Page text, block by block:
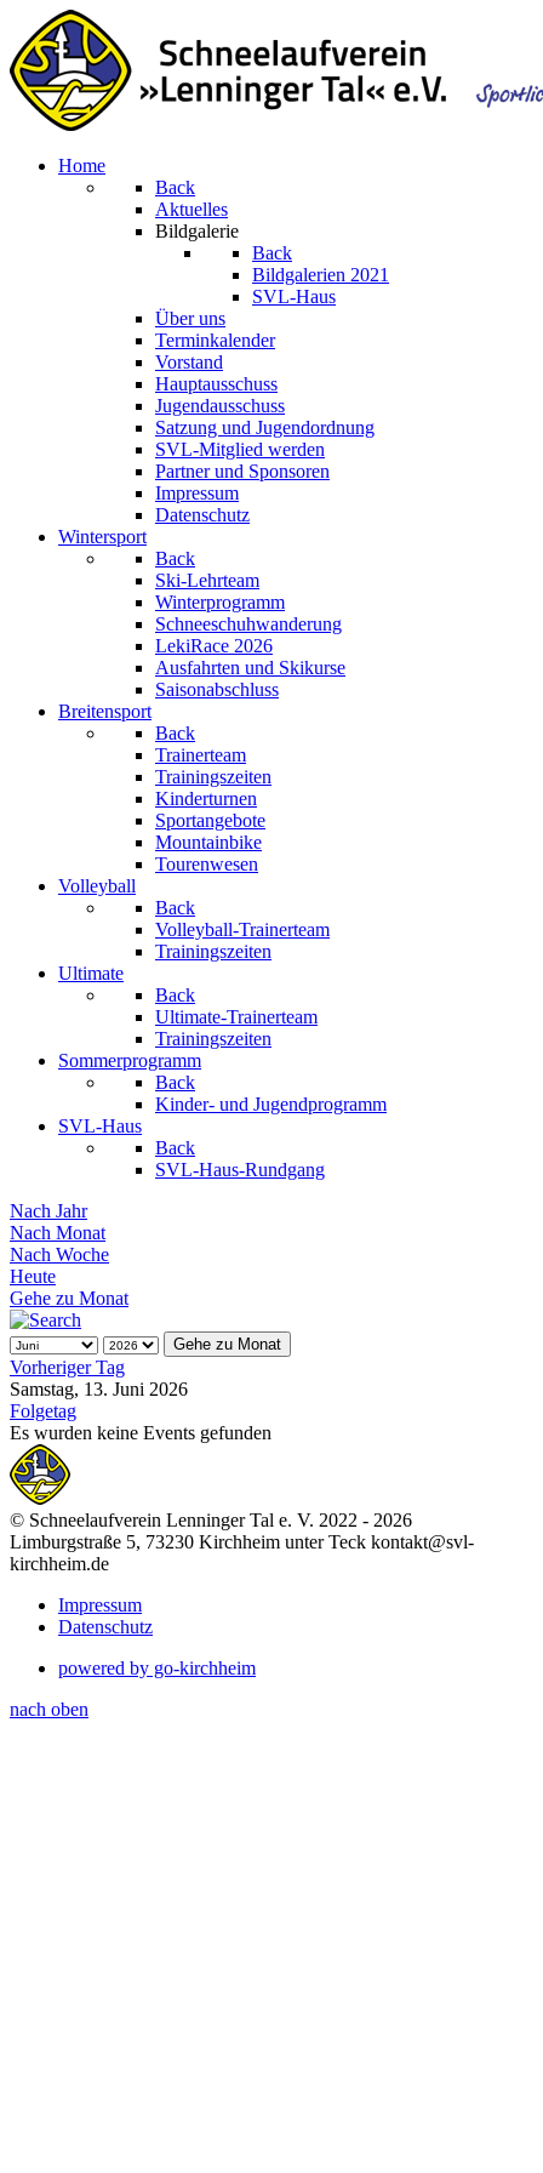
Home
Back
Aktuelles
Bildgalerie
Back
Bildgalerien 2021
SVL-Haus
Über uns
Terminkalender
Vorstand
Hauptausschuss
Jugendausschuss
Satzung und Jugendordnung
SVL-Mitglied werden
Partner und Sponsoren
Impressum
Datenschutz
Wintersport
Back
Ski-Lehrteam
Winterprogramm
Schneeschuhwanderung
LekiRace 2026
Ausfahrten und Skikurse
Saisonabschluss
Breitensport
Back
Trainerteam
Trainingszeiten
Kinderturnen
Sportangebote
Mountainbike
Tourenwesen
Volleyball
Back
Volleyball-Trainerteam
Trainingszeiten
Ultimate
Back
Ultimate-Trainerteam
Trainingszeiten
Sommerprogramm
Back
Kinder- und Jugendprogramm
SVL-Haus
Back
SVL-Haus-Rundgang
Nach Jahr
Nach Monat
Nach Woche
Heute
Gehe zu Monat
Gehe zu Monat
Vorheriger Tag
Samstag, 13. Juni 2026
Folgetag
Es wurden keine Events gefunden
© Schneelaufverein Lenninger Tal e. V. 2022 - 2026
Limburgstraße 5, 73230 Kirchheim unter Teck kontakt@svl-
kirchheim.de
Impressum
Datenschutz
powered by go-kirchheim
nach oben